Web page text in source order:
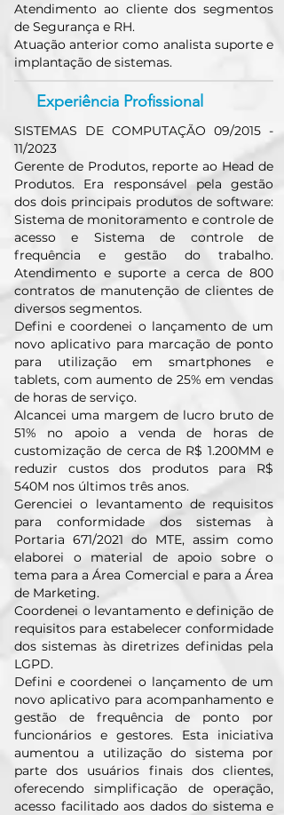
Atendimento ao cliente dos segmentos
de Segurança e RH.
Atuação anterior como analista suporte e
implantação de sistemas.
Experiência Profissional
SISTEMAS DE COMPUTAÇÃO 09/2015 -
11/2023
Gerente de Produtos, reporte ao Head de
Produtos. Era responsável pela gestão
dos dois principais produtos de software:
Sistema de monitoramento e controle de
acesso e Sistema de controle de
frequência e gestão do trabalho.
Atendimento e suporte a cerca de 800
contratos de manutenção de clientes de
diversos segmentos.
Defini e coordenei o lançamento de um
novo aplicativo para marcação de ponto
para utilização em smartphones e
tablets, com aumento de 25% em vendas
de horas de serviço.
Alcancei uma margem de lucro bruto de
51% no apoio a venda de horas de
customização de cerca de R$ 1.200MM e
reduzir custos dos produtos para R$
540M nos últimos três anos.
Gerenciei o levantamento de requisitos
para conformidade dos sistemas à
Portaria 671/2021 do MTE, assim como
elaborei o material de apoio sobre o
tema para a Área Comercial e para a Área
de Marketing.
Coordenei o levantamento e definição de
requisitos para estabelecer conformidade
dos sistemas às diretrizes definidas pela
LGPD.
Defini e coordenei o lançamento de um
novo aplicativo para acompanhamento e
gestão de frequência de ponto por
funcionários e gestores. Esta iniciativa
aumentou a utilização do sistema por
parte dos usuários finais dos clientes,
oferecendo simplificação de operação,
acesso facilitado aos dados do sistema e